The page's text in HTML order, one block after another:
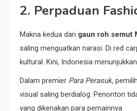
2. Perpaduan
Makna kedua dari gaun roh semut
saling menguatkan narasi. Di red
kultural. Kini, Indonesia
Dalam premier Para Perasuk,
visual saling berdialog. Penonton
yang dikenakan para pemainnya.